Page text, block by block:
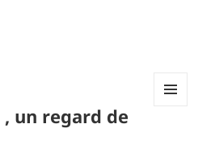
un regard de